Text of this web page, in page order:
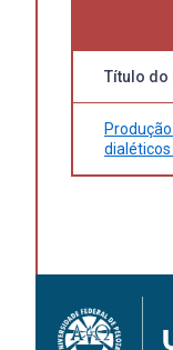
Título do
dialéticos